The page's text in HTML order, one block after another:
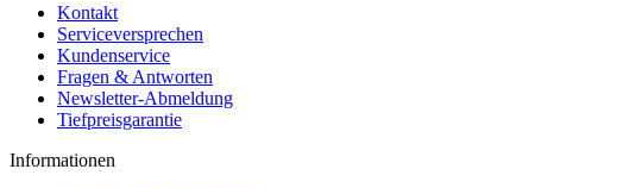
Kontakt
Serviceversprechen
Kundenservice
Fragen & Antworten
Newsletter-Abmeldung
Tiefpreisgarantie
Informationen